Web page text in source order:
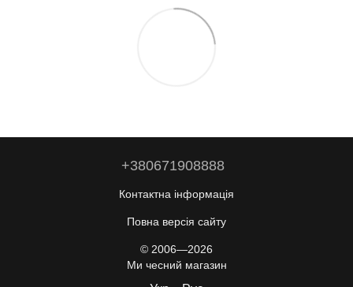
+380671908888
Контактна інформація
Повна версія сайту
© 2006—2026
Ми чесний магазин